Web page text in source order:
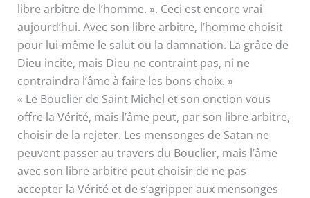
libre arbitre de l’homme. ». Ceci est encore vrai
aujourd’hui. Avec son libre arbitre, l’homme choisit
pour lui-même le salut ou la damnation. La grâce de
Dieu incite, mais Dieu ne contraint pas, ni ne
contraindra l’âme à faire les bons choix. »
« Le Bouclier de Saint Michel et son onction vous
offre la Vérité, mais l’âme peut, par son libre arbitre,
choisir de la rejeter. Les mensonges de Satan ne
peuvent passer au travers du Bouclier, mais l’âme
avec son libre arbitre peut choisir de ne pas
accepter la Vérité et de s’agripper aux mensonges